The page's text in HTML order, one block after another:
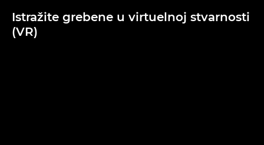
Istražite grebene u virtuelnoj stvarnosti
(VR)